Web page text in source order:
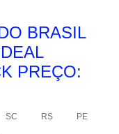
BRASIL
PREÇO:
SC RS PE